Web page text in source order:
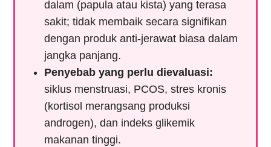
dalam (papula atau kista) yang terasa
sakit; tidak membaik secara signifikan
dengan produk anti-jerawat biasa dalam
jangka panjang.
Penyebab yang perlu dievaluasi:
siklus menstruasi, PCOS, stres kronis
(kortisol merangsang produksi
androgen), dan indeks glikemik
makanan tinggi.